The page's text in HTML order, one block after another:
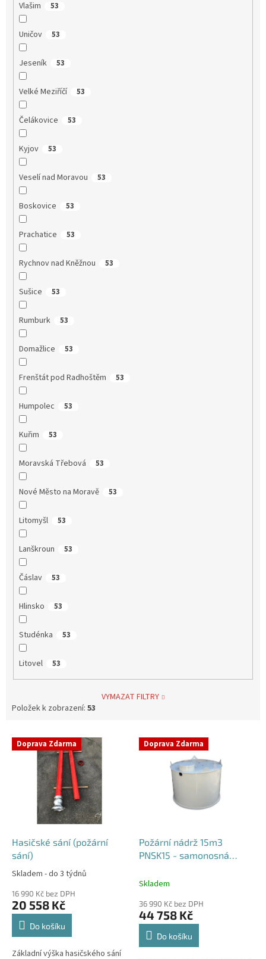
Vlašim 53
Uničov 53
Jeseník 53
Velké Meziříčí 53
Čelákovice 53
Kyjov 53
Veselí nad Moravou 53
Boskovice 53
Prachatice 53
Rychnov nad Kněžnou 53
Sušice 53
Rumburk 53
Domažlice 53
Frenštát pod Radhoštěm 53
Humpolec 53
Kuřim 53
Moravská Třebová 53
Nové Město na Moravě 53
Litomyšl 53
Lanškroun 53
Čáslav 53
Hlinsko 53
Studénka 53
Litovel 53
VYMAZAT FILTRY
Položek k zobrazení: 53
V Doprava Zdarma
Hasičské sání (požární
sání)
Průměrné
produktu
je
4,2
hvězdiček.
Skladem - do 3 týdnů
16 990 Kč bez DPH
20 558 Kč
Do košíku
Základní výška hasičského sání
Doprava Zdarma
Požární nádrž 15m3
PNSK15 - samonosná
Skladem
36 990 Kč bez DPH
44 758 Kč
Do košíku